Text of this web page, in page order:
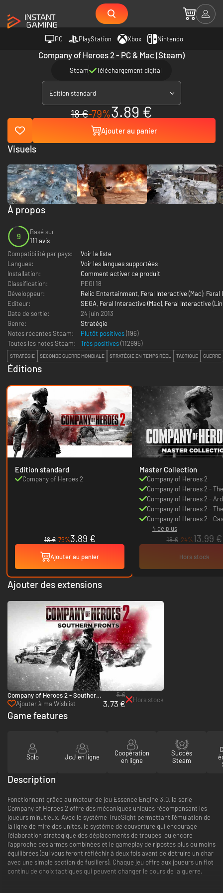
PC PlayStation Xbox Nintendo
Company of Heroes 2 - PC & Mac (Steam)
Steam Téléchargement digital
Edition standard
18 €-79%3.89 €
Ajouter au panier
À propos
9
Basé sur
111 avis
Compatibilité par pays:
Voir la liste
Langues:
Voir les langues supportées
Installation:
Comment activer ce produit
Classification:
PEGI 18
Développeur:
Relic Entertainment, Feral Interactive (Mac), Feral
Editeur:
SEGA, Feral Interactive (Mac), Feral Interactive
Date de sortie:
24 juin 2013
Genre:
Stratégie
Notes récentes Steam:
Plutôt positives(196)
Toutes les notes Steam:
Très positives(112995)
STRATÉGIE SECONDE GUERRE MONDIALE STRATÉGIE EN TEMPS RÉEL TACTIQUE GUERRE
Éditions
Edition standard
Company of Heroes 2
18 €-79%3.89 €
Ajouter au panier
Master Collection
Company of Heroes 2
Company of Heroes 2 -
Front Armies
Company of Heroes 2 -
Assault
Company of Heroes 2 -
Forces
Company of Heroes 2 -
Mission Pack
4 de plus
18 €-24%13.99 €
Hors stock
Ajouter des extensions
Company of Heroes 2 - Southern
Fronts Mission Pack - PC & Mac
(Steam)
Ajouter à ma Wishlist
5 €
3.73 € Hors stock
Visuels
Game features
Solo JcJ en ligne
Coopération
en ligne
Succès
Steam
Description
Fonctionnant grâce au moteur de jeu Essence Engine 3.0, la série
Company of Heroes 2 offre des mécaniques uniques récompensant les
joueurs minutieux. Avec le système TrueSight permettant l'émulation de
la ligne de mire des unités, le système de couverture qui encourage
l'élaboration stratégique des déplacements de troupes, ou encore
l'approche des armes combinées et le gameplay de ripostes plus ou moins
équilibrées (qui vous feront réfléchir à deux fois avant de détruire un char
avec une simple section de fusiliers). Chaque jeu offre aux joueurs un flot
continu de choix tactiques qui peuvent changer le cours de la guerre.